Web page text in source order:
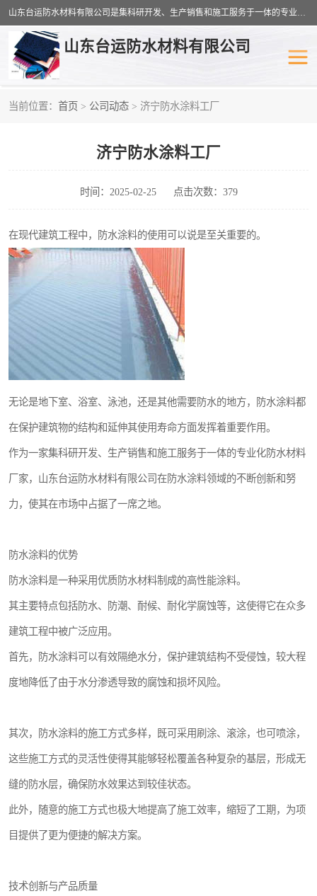
山东台运防水材料有限公司是集科研开发、生产销售和施工服务于一体的专业化防水材料厂家，公司拥有雄厚的研制生产实力和丰富的实际施工经验，在防水材料及施工行业拥有广泛的信誉；公司主要产品有：耐根穿刺SBS防水卷材,自粘型防水卷材,耐水型防水卷材,聚乙烯丙涤纶高分子防水卷材,自粘橡胶沥青防水卷材等。
山东台运防水材料有限公司
当前位置： 首页 > 公司动态 > 济宁防水涂料工厂
济宁防水涂料工厂
时间：2025-02-25 点击次数：379
在现代建筑工程中，防水涂料的使用可以说是至关重要的。
无论是地下室、浴室、泳池，还是其他需要防水的地方，防水涂料都
在保护建筑物的结构和延伸其使用寿命方面发挥着重要作用。
作为一家集科研开发、生产销售和施工服务于一体的专业化防水材料
厂家，山东台运防水材料有限公司在防水涂料领域的不断创新和努
力，使其在市场中占据了一席之地。
防水涂料的优势
防水涂料是一种采用优质防水材料制成的高性能涂料。
其主要特点包括防水、防潮、耐候、耐化学腐蚀等，这使得它在众多
建筑工程中被广泛应用。
首先，防水涂料可以有效隔绝水分，保护建筑结构不受侵蚀，较大程
度地降低了由于水分渗透导致的腐蚀和损坏风险。
其次，防水涂料的施工方式多样，既可采用刷涂、滚涂，也可喷涂，
这些施工方式的灵活性使得其能够轻松覆盖各种复杂的基层，形成无
缝的防水层，确保防水效果达到较佳状态。
此外，随意的施工方式也极大地提高了施工效率，缩短了工期，为项
目提供了更为便捷的解决方案。
技术创新与产品质量
SBS防水卷材
自粘型防水卷材 耐水型防水卷材
高分子防水卷材 自粘橡胶沥青防水卷材
聚乙烯丙纶复合防水卷材 聚氯乙烯防水卷材